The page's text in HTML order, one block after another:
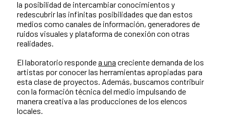
la posibilidad de intercambiar conocimientos y
redescubrir las infinitas posibilidades que dan estos
medios como canales de información, generadores de
ruidos visuales y plataforma de conexión con otras
realidades.
El laboratorio respondea una creciente demanda de los
artistas por conocer las herramientas apropiadas para
esta clase de proyectos. Además, buscamos contribuir
con la formación técnica del medio impulsando de
manera creativa a las producciones de los elencos
locales.